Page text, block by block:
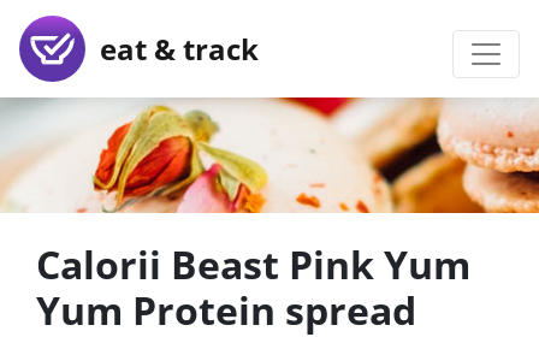
eat & track
Calorii Beast Pink Yum
Yum Protein spread